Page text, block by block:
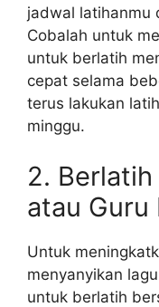
jadwal latihanmu
Cobalah untuk
untuk berlatih
cepat selama
terus lakukan
minggu.
2.
atau Guru
Untuk
menyanyikan
untuk berlatih